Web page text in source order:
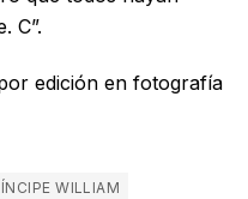
C”.
WILLIAM